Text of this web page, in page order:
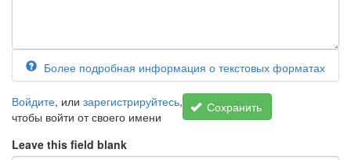
Более подробная информация о текстовых форматах
Войдите, или зарегистрируйтесь,
чтобы войти от своего имени
Сохранить
Leave this field blank